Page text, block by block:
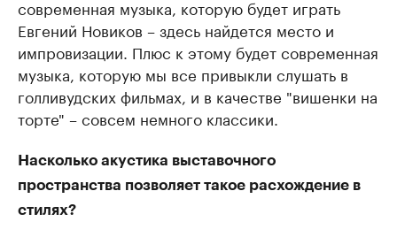
современная музыка, которую будет играть
Евгений Новиков – здесь найдется место и
импровизации. Плюс к этому будет современная
музыка, которую мы все привыкли слушать в
голливудских фильмах, и в качестве "вишенки на
торте" – совсем немного классики.
Насколько акустика выставочного
пространства позволяет такое расхождение в
стилях?